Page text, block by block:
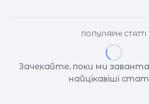
ПОПУЛЯРНІ СТАТТІ
Зачекайте, поки ми
найцікавіші